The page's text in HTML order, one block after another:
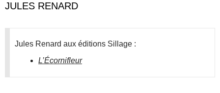
JULES RENARD
Jules Renard aux éditions Sillage :
L’Écornifleur